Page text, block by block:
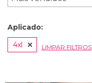
Aplicado:
4xl
LIMPAR FILTROS